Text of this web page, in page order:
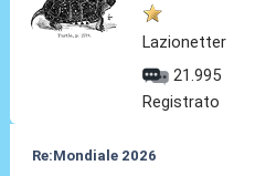
Lazionetter
21.995
Registrato
Re:Mondiale 2026